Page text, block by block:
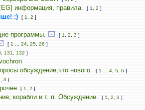
информация, правила. [ 1 2 ]
:) [ 1 2 ]
программы.
[ 1 2 3 ]
[ 1 24 25 26 ]
131 132 ]
обсуждение,что нового.
[ 1 4 5 6 ]
3 ]
[ 1 2 ]
корабли и т. п. Обсуждение. [ 1 2 3 ]